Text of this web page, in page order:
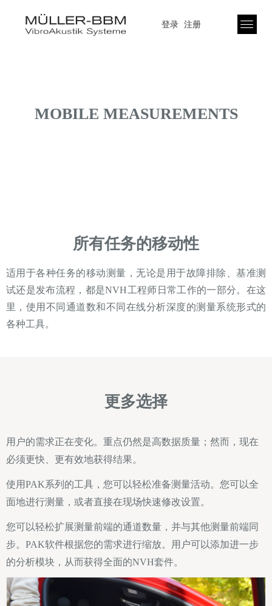
登录 注册
所有任务的移动性
适用于各种任务的移动测量，无论是用于故障排除、基准测
试还是发布流程，都是NVH工程师日常工作的一部分。在这
里，使用不同通道数和不同在线分析深度的测量系统形式的
各种工具。
更多选择
用户的需求正在变化。重点仍然是高数据质量；然而，现在
必须更快、更有效地获得结果。
使用PAK系列的工具，您可以轻松准备测量活动。您可以全
面地进行测量，或者直接在现场快速修改设置。
您可以轻松扩展测量前端的通道数量，并与其他测量前端同
步。PAK软件根据您的需求进行缩放。用户可以添加进一步
的分析模块，从而获得全面的NVH套件。
MOBILE MEASUREMENTS